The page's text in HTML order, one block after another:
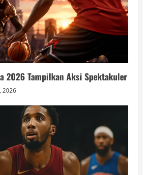
2026 Tampilkan Aksi Spektakuler
2026